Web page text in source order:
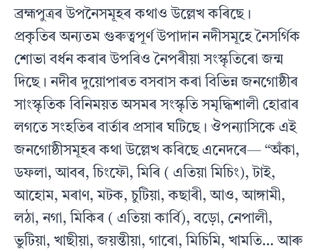
ব্ৰহ্মপুত্ৰৰ উপনৈসমূহৰ কথাও উল্লেখ কৰিছে।
প্ৰকৃতিৰ অন্যতম গুৰুত্বপূৰ্ণ উপাদান নদীসমূহে নৈসৰ্গিক
শোভা বৰ্ধন কৰাৰ উপৰিও নৈপৰীয়া সংস্কৃতিৰো জন্ম
দিছে। নদীৰ দুয়োপাৰত বসবাস কৰা বিভিন্ন জনগোষ্ঠীৰ
সাংস্কৃতিক বিনিময়ত অসমৰ সংস্কৃতি সমৃদ্ধিশালী হোৱাৰ
লগতে সংহতিৰ বাৰ্তাৰ প্ৰসাৰ ঘটিছে। ঔপন্যাসিকে এই
জনগোষ্ঠীসমূহৰ কথা উল্লেখ কৰিছে এনেদৰে— “অঁকা,
ডফলা, আবৰ, চিংফৌ, মিৰি ( এতিয়া মিচিং), টাই,
আহোম, মৰাণ, মটক, চুটিয়া, কছাৰী, আও, আঙ্গামী,
লঠা, নগা, মিকিৰ ( এতিয়া কাৰ্বি), বড়ো, নেপালী,
ভুটিয়া, খাছীয়া, জয়ন্তীয়া, গাৰো, মিচিমি, খামতি… আৰু